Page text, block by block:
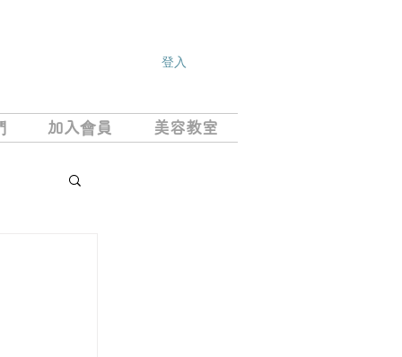
登入
加入會員 美容教室